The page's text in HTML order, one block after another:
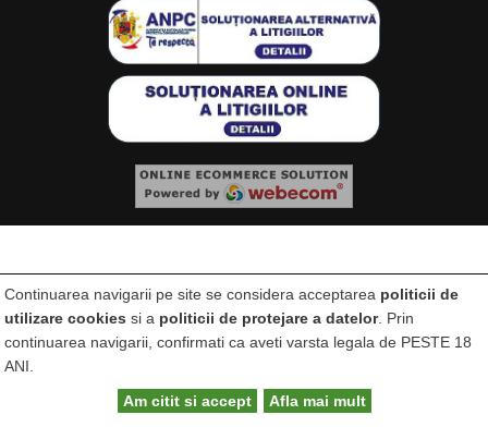
Continuarea navigarii pe site se considera acceptarea politicii de
utilizare cookies si a politicii de protejare a datelor. Prin
continuarea navigarii, confirmati ca aveti varsta legala de PESTE 18
ANI.
Am citit si accept
Afla mai mult